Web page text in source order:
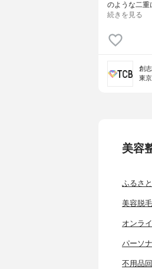
のような二
続きを見る
創
東
美容
ふるさ
美容脱毛
オンラ
パーソ
不用品